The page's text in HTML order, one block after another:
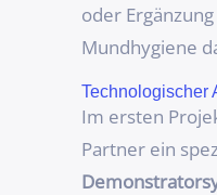
oder
Mundhygiene
Technologischer
Im ersten
Partner ein